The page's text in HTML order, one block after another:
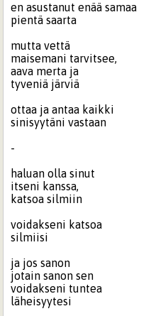
en asustanut enää samaa
pientä saarta
mutta vettä
maisemani tarvitsee,
aava merta ja
tyveniä järviä
ottaa ja antaa kaikki
sinisyytäni vastaan
-
haluan olla sinut
itseni kanssa,
katsoa silmiin
voidakseni katsoa
silmiisi
ja jos sanon
jotain sanon sen
voidakseni tuntea
läheisyytesi